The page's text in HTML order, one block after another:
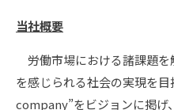
当社概要
労働市場における諸課題を
を感じられる社会の実現を
company”をビジョンに掲げ